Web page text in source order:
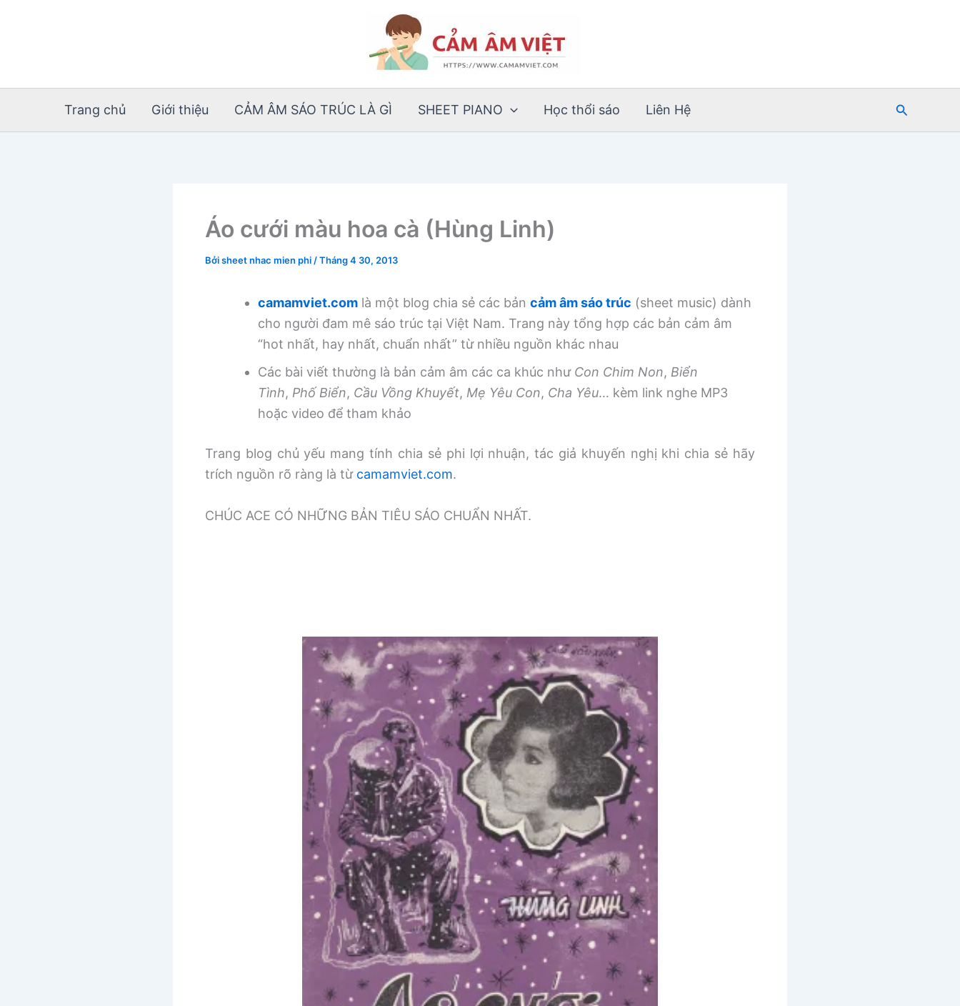
Trang chủ Giới thiệu CẢM ÂM SÁO TRÚC LÀ GÌ SHEET PIANO Học thổi sáo Liên Hệ
Tìm
Áo cưới màu hoa cà (Hùng Linh)
Bởisheet nhac mien phi /Tháng 4 30, 2013
camamviet.com là một blog chia sẻ các bản cảm âm sáo trúc (sheet music) dành
cho người đam mê sáo trúc tại Việt Nam. Trang này tổng hợp các bản cảm âm
“hot nhất, hay nhất, chuẩn nhất” từ nhiều nguồn khác nhau
Các bài viết thường là bản cảm âm các ca khúc như Con Chim Non, Biển
Tình, Phố Biển, Cầu Vồng Khuyết, Mẹ Yêu Con, Cha Yêu… kèm link nghe MP3
hoặc video để tham khảo
Trang blog chủ yếu mang tính chia sẻ phi lợi nhuận, tác giả khuyến nghị khi chia sẻ hãy
trích nguồn rõ ràng là từ camamviet.com.
CHÚC ACE CÓ NHỮNG BẢN TIÊU SÁO CHUẨN NHẤT.